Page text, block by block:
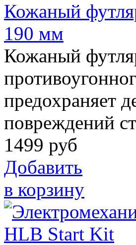
Кожаный
190 мм
Кожаный
предохраняет
повреждений
1499 руб
Добавить
в корзину